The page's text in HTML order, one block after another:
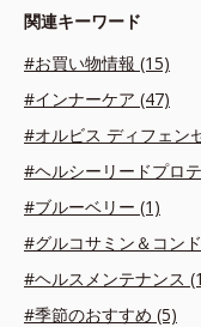
関連キーワード
#お買い物情報 (15)
#インナーケア (47)
#オルビス ディフェン
#ヘルシーリードプロ
#ブルーベリー (1)
#グルコサミン＆コン
#ヘルスメンテナンス
#季節のおすすめ (5)